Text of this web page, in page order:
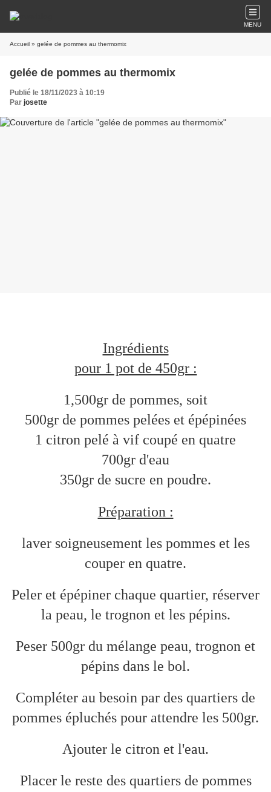
MENU
Accueil » gelée de pommes au thermomix
gelée de pommes au thermomix
Publié le 18/11/2023 à 10:19
Par josette
Ingrédients
pour 1 pot de 450gr :
1,500gr de pommes, soit
500gr de pommes pelées et épépinées
1 citron pelé à vif coupé en quatre
700gr d'eau
350gr de sucre en poudre.
Préparation :
laver soigneusement les pommes et les
couper en quatre.
Peler et épépiner chaque quartier, réserver
la peau, le trognon et les pépins.
Peser 500gr du mélange peau, trognon et
pépins dans le bol.
Compléter au besoin par des quartiers de
pommes épluchés pour attendre les 500gr.
Ajouter le citron et l'eau.
Placer le reste des quartiers de pommes